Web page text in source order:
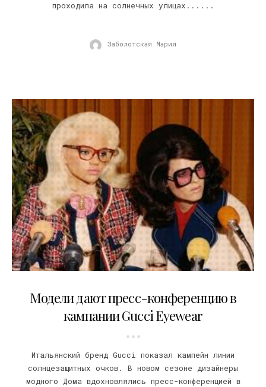
проходила на солнечных улицах......
Заболотская Мария
Модели дают пресс-конференцию в
кампании Gucci Eyewear
Итальянский бренд Gucci показал кампейн линии
солнцезащитных очков. В новом сезоне дизайнеры
модного Дома вдохновлялись пресс-конференцией в